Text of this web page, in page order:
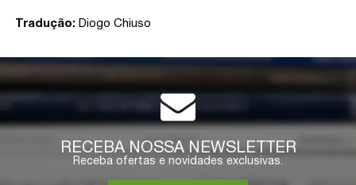
Tradução: Diogo Chiuso
RECEBA NOSSA NEWSLETTER
Receba ofertas e novidades exclusivas.